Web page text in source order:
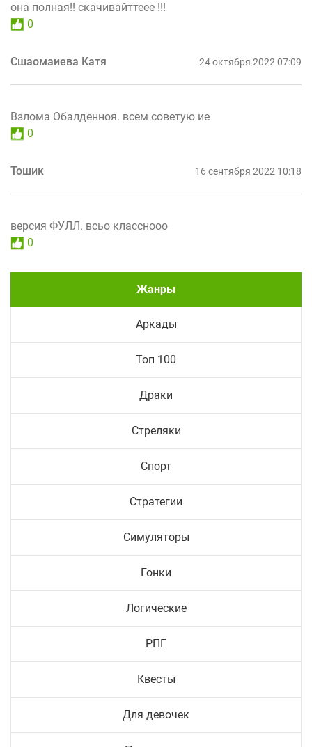
она полная!! скачивайттеее !!!
0
Сшаомаиева Катя 24 октября 2022 07:09
Взлома Обалденноя. всем советую ие
0
Тошик 16 сентября 2022 10:18
версия ФУЛЛ. всьо класснооо
0
Жанры
Аркады
Топ 100
Драки
Стреляки
Спорт
Стратегии
Симуляторы
Гонки
Логические
РПГ
Квесты
Для девочек